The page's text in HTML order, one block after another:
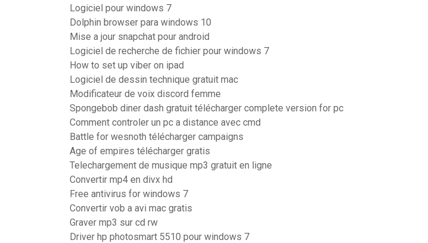
Logiciel pour windows 7
Dolphin browser para windows 10
Mise a jour snapchat pour android
Logiciel de recherche de fichier pour windows 7
How to set up viber on ipad
Logiciel de dessin technique gratuit mac
Modificateur de voix discord femme
Spongebob diner dash gratuit télécharger complete version for pc
Comment controler un pc a distance avec cmd
Battle for wesnoth télécharger campaigns
Age of empires télécharger gratis
Telechargement de musique mp3 gratuit en ligne
Convertir mp4 en divx hd
Free antivirus for windows 7
Convertir vob a avi mac gratis
Graver mp3 sur cd rw
Driver hp photosmart 5510 pour windows 7